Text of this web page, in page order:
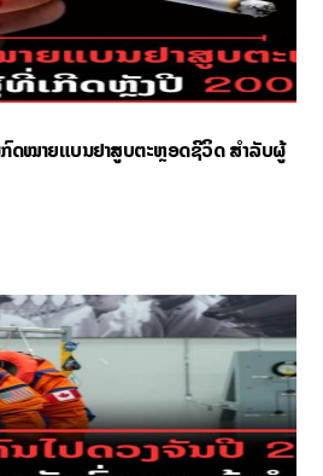
ກົດໝາຍແບນຢາສູບຕະຫຼອດຊີວິດ ສຳລັບຜູ້